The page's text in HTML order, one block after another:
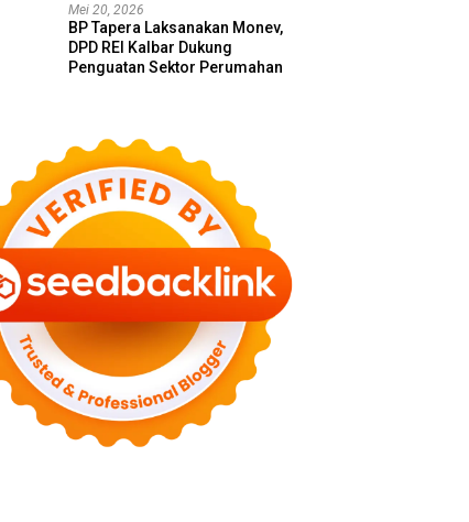
Mei 20, 2026
BP Tapera Laksanakan Monev,
DPD REI Kalbar Dukung
Penguatan Sektor Perumahan